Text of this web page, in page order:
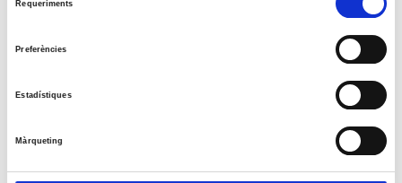
Requeriments
Preferències
Estadístiques
Màrqueting